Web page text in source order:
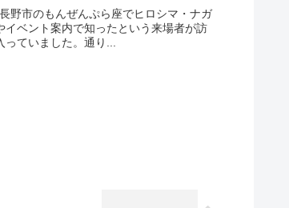
野市のもんぜんぷら座でヒロシマ・ナガ
ベント案内で知ったという来場者が訪
ていました。通り...